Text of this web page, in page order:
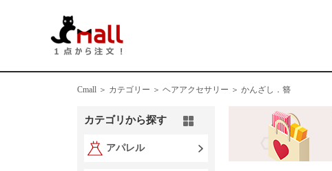
Cmall ＞ カテゴリー ＞ ヘアアクセサリー ＞ かんざし．簪
カテゴリから探す
アパレル